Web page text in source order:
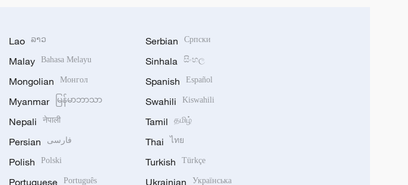
Lao ລາວ
Malay Bahasa Melayu
Mongolian Монгол
Myanmar မြန်မာဘာသာ
Nepali नेपाली
Persian فارسی
Polish Polski
Portuguese Português
Serbian Српски
Sinhala සිංහල
Spanish Español
Swahili Kiswahili
Tamil தமிழ்
Thai ไทย
Turkish Türkçe
Ukrainian Українська